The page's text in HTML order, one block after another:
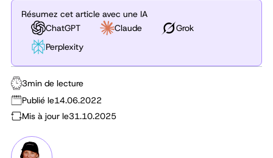
Résumez cet article avec une IA
ChatGPT
Claude
Grok
Perplexity
3min de lecture
Publié le14.06.2022
Mis à jour le31.10.2025